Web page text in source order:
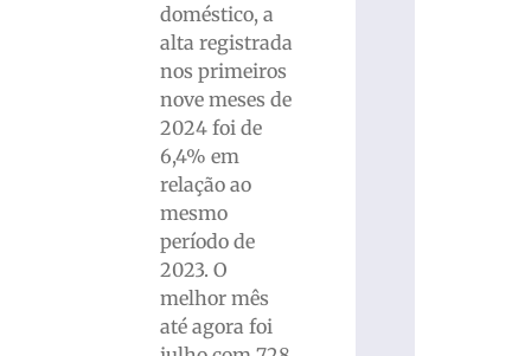
doméstico, a
alta registrada
nos primeiros
nove meses de
2024 foi de
6,4% em
relação ao
mesmo
período de
2023. O
melhor mês
até agora foi